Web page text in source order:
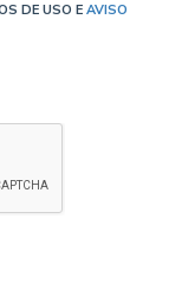
DE USO E AVISO